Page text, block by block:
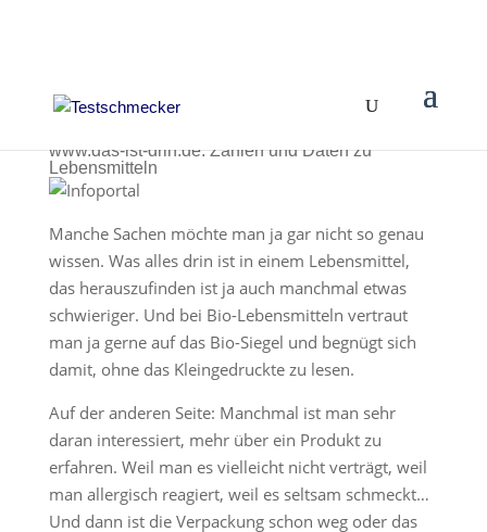
www.das-ist-drin.de: Zahlen und Daten zu
Lebensmitteln
Manche Sachen möchte man ja gar nicht so genau
wissen. Was alles drin ist in einem Lebensmittel,
das herauszufinden ist ja auch manchmal etwas
schwieriger. Und bei Bio-Lebensmitteln vertraut
man ja gerne auf das Bio-Siegel und begnügt sich
damit, ohne das Kleingedruckte zu lesen.
Auf der anderen Seite: Manchmal ist man sehr
daran interessiert, mehr über ein Produkt zu
erfahren. Weil man es vielleicht nicht verträgt, weil
man allergisch reagiert, weil es seltsam schmeckt…
Und dann ist die Verpackung schon weg oder das